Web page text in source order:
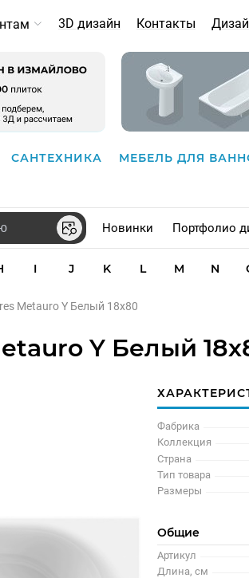
3D дизайн Контакты
САНТЕХНИКА МЕБЕЛЬ ДЛЯ
Новинки Портфолио
I J K L M N
Metauro Y Белый 18х80
Y Белый
Фабрика
Коллекция
Страна
Тип товара
Размеры
Общие
Артикул
Длина, см